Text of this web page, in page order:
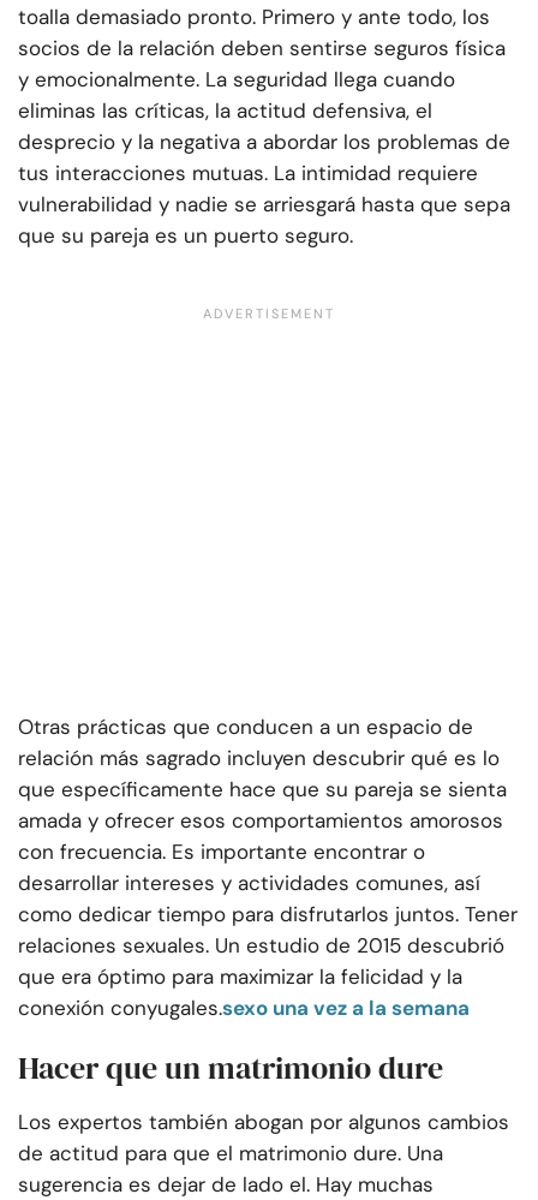
toalla demasiado pronto. Primero y ante todo, los
socios de la relación deben sentirse seguros física
y emocionalmente. La seguridad llega cuando
eliminas las críticas, la actitud defensiva, el
desprecio y la negativa a abordar los problemas de
tus interacciones mutuas. La intimidad requiere
vulnerabilidad y nadie se arriesgará hasta que sepa
que su pareja es un puerto seguro.
Otras prácticas que conducen a un espacio de
relación más sagrado incluyen descubrir qué es lo
que específicamente hace que su pareja se sienta
amada y ofrecer esos comportamientos amorosos
con frecuencia. Es importante encontrar o
desarrollar intereses y actividades comunes, así
como dedicar tiempo para disfrutarlos juntos. Tener
relaciones sexuales. Un estudio de 2015 descubrió
que era óptimo para maximizar la felicidad y la
conexión conyugales.sexo una vez a la semana
Hacer que un matrimonio dure
Los expertos también abogan por algunos cambios
de actitud para que el matrimonio dure. Una
sugerencia es dejar de lado el. Hay muchas